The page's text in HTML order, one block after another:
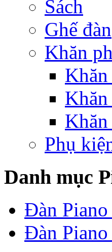
Sách
Ghế đàn
Khăn
Khăn
Phụ
Danh mục
Đàn
Đàn